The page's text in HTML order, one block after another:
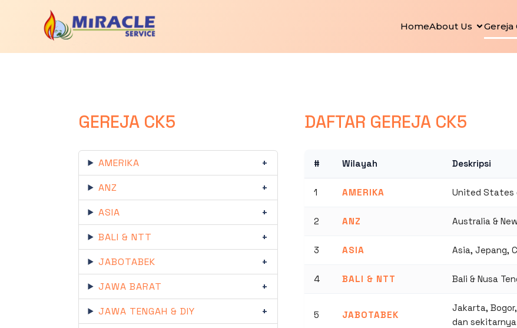
HomeAbout Us Gereja
GEREJA CK5
AMERIKA
ANZ
ASIA
BALI & NTT
JABOTABEK
JAWA BARAT
JAWA TENGAH & DIY
DAFTAR GEREJA CK5
# Wilayah Deskripsi
1 AMERIKA United States
2 ANZ Australia &
3 ASIA Asia, Jepang,
4 BALI & NTT Bali & Nusa
5 JABOTABEK
Jakarta,
dan sekitarnya